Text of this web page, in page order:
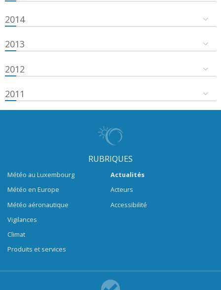
2014
2013
2012
2011
RUBRIQUES
Météo au Luxembourg
Météo en Europe
Météo aéronautique
Vigilances
Climat
Produits et services
Actualités
Acteurs
Accessibilité